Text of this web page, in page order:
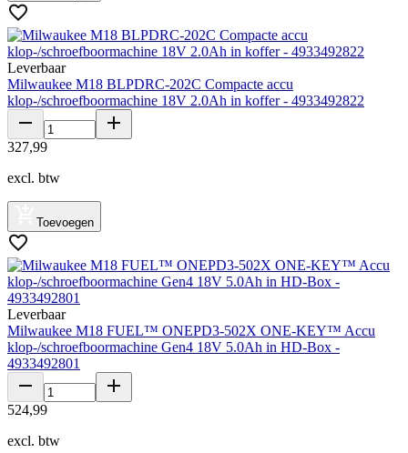
Leverbaar
Milwaukee M18 BLPDRC-202C Compacte accu
klop-/schroefboormachine 18V 2.0Ah in koffer - 4933492822
327,99
excl. btw
Toevoegen
Leverbaar
Milwaukee M18 FUEL™ ONEPD3-502X ONE-KEY™ Accu
klop-/schroefboormachine Gen4 18V 5.0Ah in HD-Box -
4933492801
524,99
excl. btw